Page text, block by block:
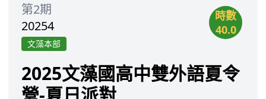
時數
40.0
第2期
20254
文藻本部
2025文藻國高中雙外語夏令